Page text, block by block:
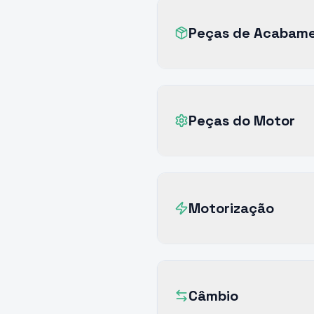
Peças de
Peças do Motor
Motorização
Câmbio